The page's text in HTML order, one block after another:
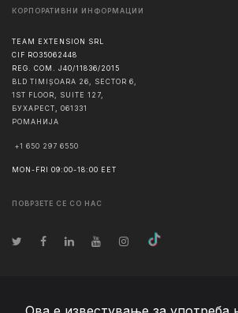
КОРПОРАТИВНИ ИНФОРМАЦИИ
TEAM EXTENSION SRL
CIF RO35062448
REG. COM. J40/11836/2015
BLD TIMIȘOARA 26, SECTOR 6,
1ST FLOOR, SUITE 127,
БУХАРЕСТ, 061331
РОМАНИЈА
+1 650 297 6550
MON-FRI 09:00-18:00 EET
ПОВРЗЕТЕ СЕ СО НАС